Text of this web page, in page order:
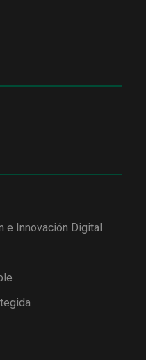
e Innovación Digital